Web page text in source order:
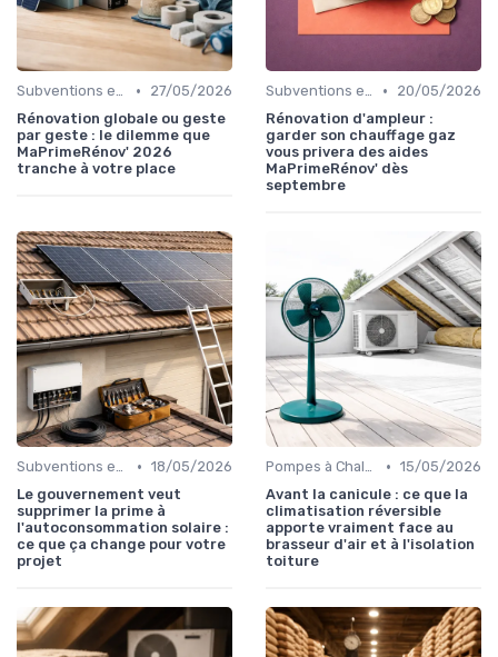
Subventions et Aides Financières •
27/05/2026
Rénovation globale ou geste
par geste : le dilemme que
MaPrimeRénov' 2026
tranche à votre place
Subventions et Aides Financières •
20/05/2026
Rénovation d'ampleur :
garder son chauffage gaz
vous privera des aides
MaPrimeRénov' dès
septembre
Subventions et Aides Financières • 18/05/2026
Le gouvernement veut
supprimer la prime à
l'autoconsommation solaire :
ce que ça change pour votre
projet
Pompes à Chaleur et Géothermie • 15/05/2026
Avant la canicule : ce que la
climatisation réversible
apporte vraiment face au
brasseur d'air et à l'isolation
toiture